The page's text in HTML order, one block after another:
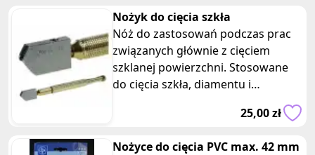
Nożyk do cięcia szkła
Nóż do zastosowań podczas prac
związanych głównie z cięciem
szklanej powierzchni. Stosowane
do cięcia szkła, diamentu i
minerałów. Mini rozmiar, łatwy do
25,00 zł
Nożyce do cięcia PVC max. 42 mm